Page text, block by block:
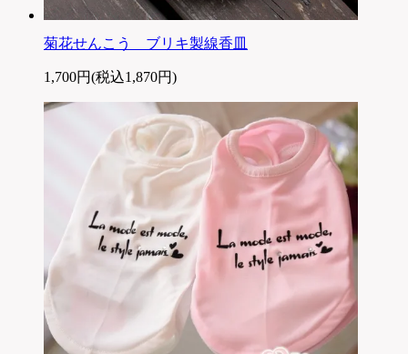
菊花せんこう ブリキ製線香皿
1,700円(税込1,870円)